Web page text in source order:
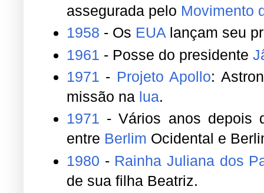
assegurada pelo Movimento
1958 - Os EUA lançam seu
1961 - Posse do presidente
1971 - Projeto Apollo:
missão na lua.
1971 - Vários anos depois
entre Berlim Ocidental e
1980 - Rainha Juliana dos
de sua filha Beatriz.